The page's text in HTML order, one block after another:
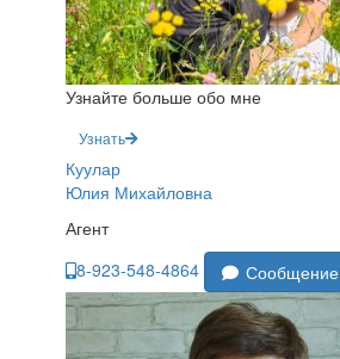
Узнайте больше обо мне
Узнать
Куулар
Юлия Михайловна
Агент
8-923-548-4864
Сообщение